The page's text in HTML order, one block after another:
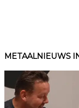
METAALNIEUWS